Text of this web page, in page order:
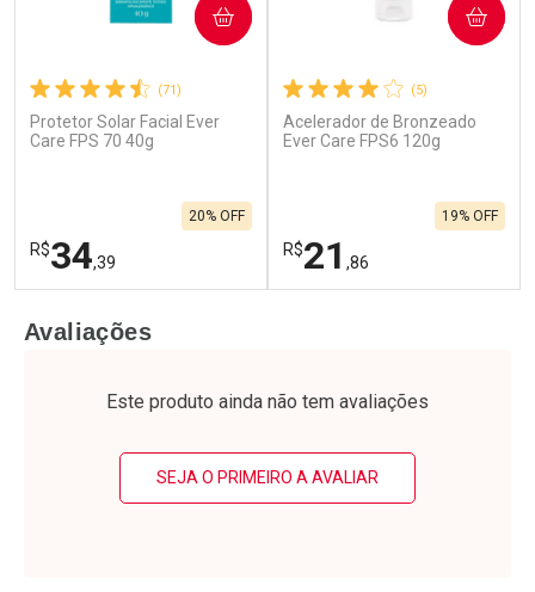
Ativar Desconto Ativar Desconto
(71)
Protetor Solar Facial Ever
Care FPS 70 40g
R$34,39
20% OFF
COMPRAR
Laboratório
Por Menos
(5)
Acelerador de Bronzeado
Ever Care FPS6 120g
R$21 ,86
19% OFF
COMPRAR
Laboratório
Por Menos
Avaliações
Este produto ainda não tem avaliações
SEJA O PRIMEIRO A AVALIAR